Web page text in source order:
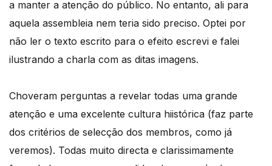
a manter a atenção do público. No entanto, ali para
aquela assembleia nem teria sido preciso. Optei por
não ler o texto escrito para o efeito escrevi e falei
ilustrando a charla com as ditas imagens.
Choveram perguntas a revelar todas uma grande
atenção e uma excelente cultura hiistórica (faz parte
dos critérios de selecção dos membros, como já
veremos). Todas muito directa e clarissimamente